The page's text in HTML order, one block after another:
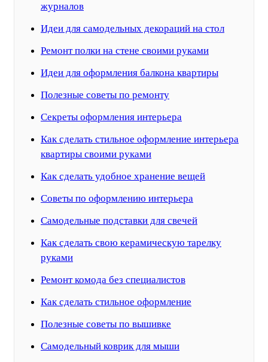
журналов
Идеи для самодельных декораций на стол
Ремонт полки на стене своими руками
Идеи для оформления балкона квартиры
Полезные советы по ремонту
Секреты оформления интерьера
Как сделать стильное оформление интерьера
квартиры своими руками
Как сделать удобное хранение вещей
Советы по оформлению интерьера
Самодельные подставки для свечей
Как сделать свою керамическую тарелку
руками
Ремонт комода без специалистов
Как сделать стильное оформление
Полезные советы по вышивке
Самодельный коврик для мыши